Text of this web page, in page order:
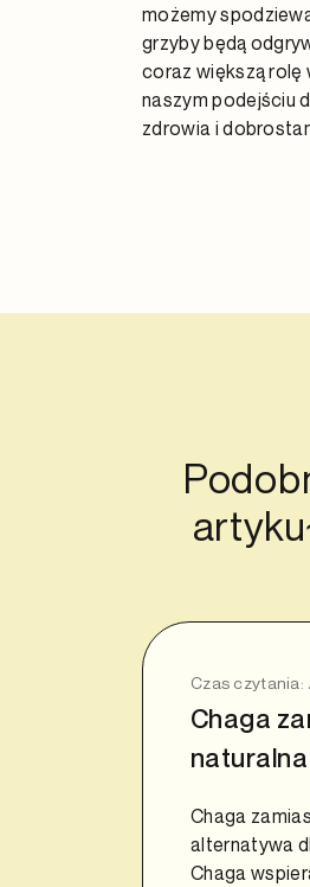
możemy
grzyby będą
coraz większą rolę
naszym podejściu
zdrowia i
Czas czytania:
Chaga
Chaga
alternatywa
Chaga